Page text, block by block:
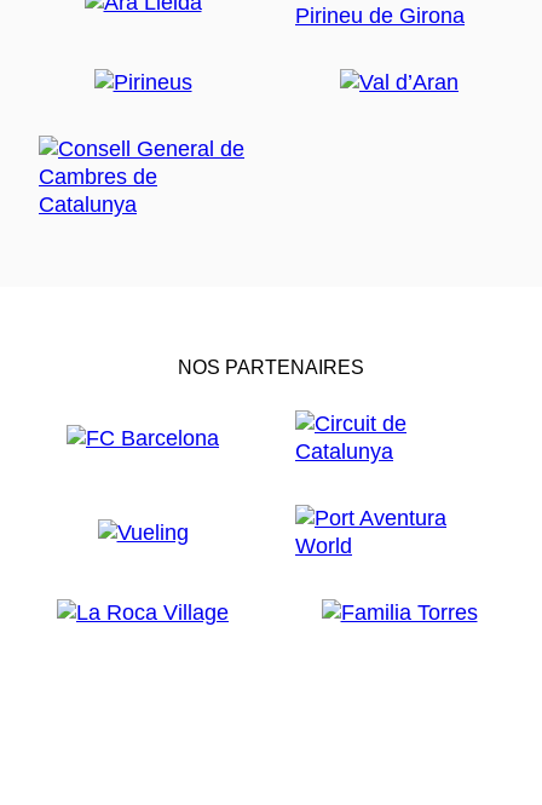
NOS PARTENAIRES